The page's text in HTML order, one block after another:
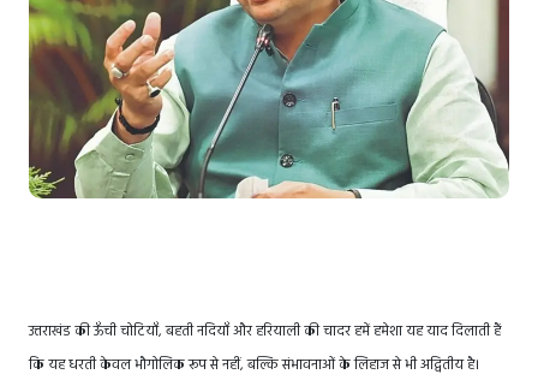
उत्तराखंड की ऊँची चोटियाँ, बहती नदियाँ और हरियाली की चादर हमें हमेशा यह याद दिलाती हैं
कि यह धरती केवल भौगोलिक रूप से नहीं, बल्कि संभावनाओं के लिहाज से भी अद्वितीय है।